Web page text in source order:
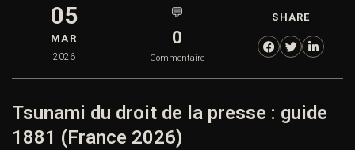
05
MAR
2026
💬
0
Commentaire
SHARE
Tsunami du droit de la presse : guide
1881 (France 2026)